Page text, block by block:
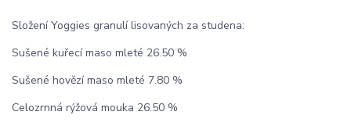
Složení Yoggies granulí lisovaných za studena:
Sušené kuřecí maso mleté 26.50 %
Sušené hovězí maso mleté 7.80 %
Celozrnná rýžová mouka 26.50 %